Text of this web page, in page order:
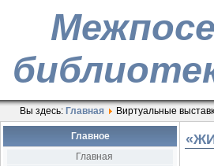
Вы здесь: Главная Виртуальные
Главное
Главная